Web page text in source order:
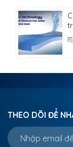
THEO DÕI ĐỂ